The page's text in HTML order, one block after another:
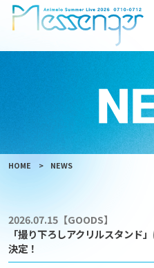
HOME NEWS
2026.07.15【GOODS】
「撮り下ろしアクリルスタンド
決定！